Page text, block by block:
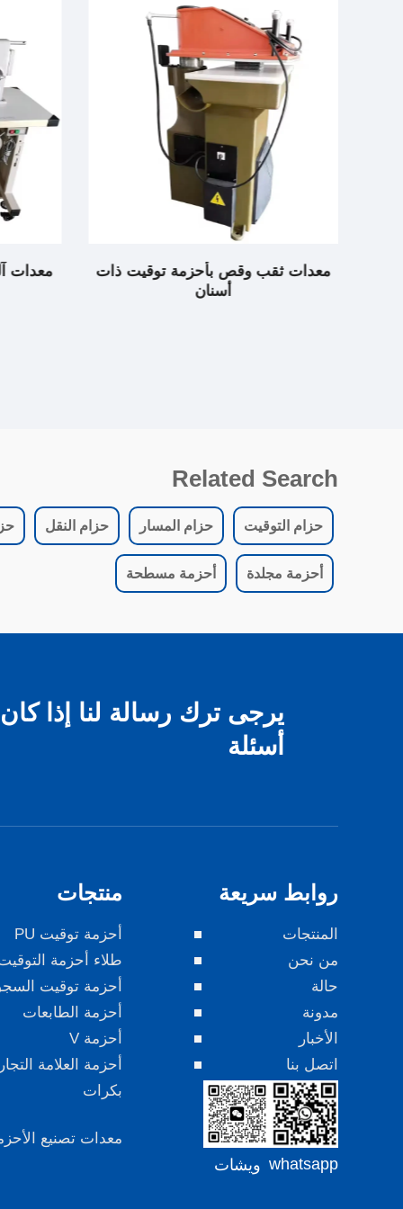
معدات ثقب وقص بأحزمة توقيت ذات
أسنان
معدات
Related Search
حزام التوقيت حزام المسار حزام النقل
أحزمة مجلدة أحزمة مسطحة
يرجى ترك رسالة لنا إذا
أسئلة
روابط سريعة
المنتجات
من نحن
حالة
مدونة
الأخبار
اتصل بنا
whatsapp ويشات
منتجات
أحزمة توقيت PU
طلاء أحزمة
أحزمة توقيت
أحزمة الطابعات
أحزمة V
أحزمة العلامة
بكرات
معدات تصنيع